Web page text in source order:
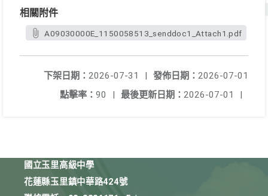
相關附件
A09030000E_1150058513_senddoc1_Attach1.pdf
發佈日期： 2026-07-01
下架日期： 2026-07-31
|
最後更新日期： 2026-07-01 |
點擊率： 90 |
國立玉里高級中學
花蓮縣玉里鎮中華路424號